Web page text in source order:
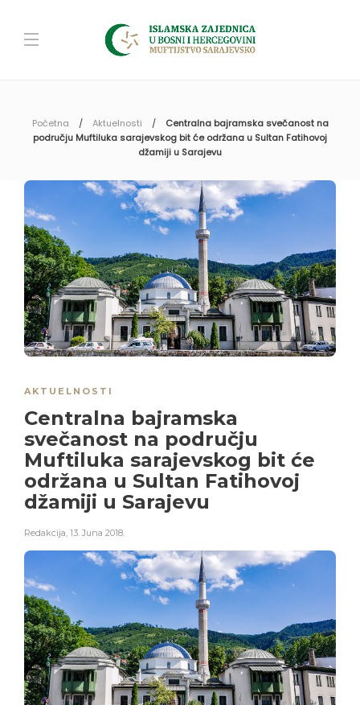
Početna Aktuelnosti
Centralna bajramska svečanost na
području Muftiluka sarajevskog bit će održana u Sultan Fatihovoj
džamiji u Sarajevu
AKTUELNOSTI
Centralna bajramska
svečanost na području
Muftiluka sarajevskog bit će
održana u Sultan Fatihovoj
džamiji u Sarajevu
Redakcija 13. Juna 2018.